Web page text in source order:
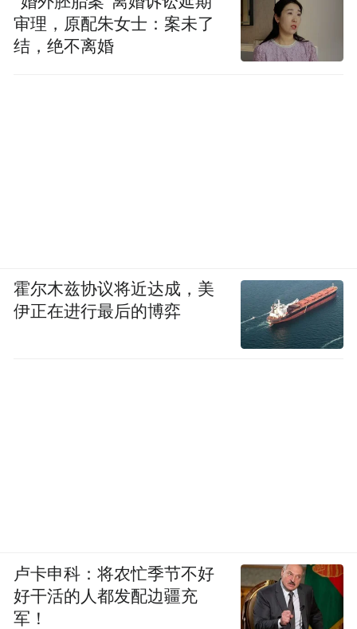
审理，原配朱女士：案未了
结，绝不离婚
霍尔木兹协议将近达成，美
伊正在进行最后的博弈
卢卡申科：将农忙季节不好
好干活的人都发配边疆充
军！